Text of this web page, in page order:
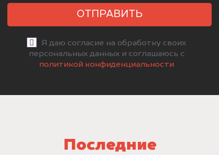
ОТПРАВИТЬ
Я даю согласие на обработку своих
персональных данных и соглашаюсь с
политикой конфиденциальности
Последние